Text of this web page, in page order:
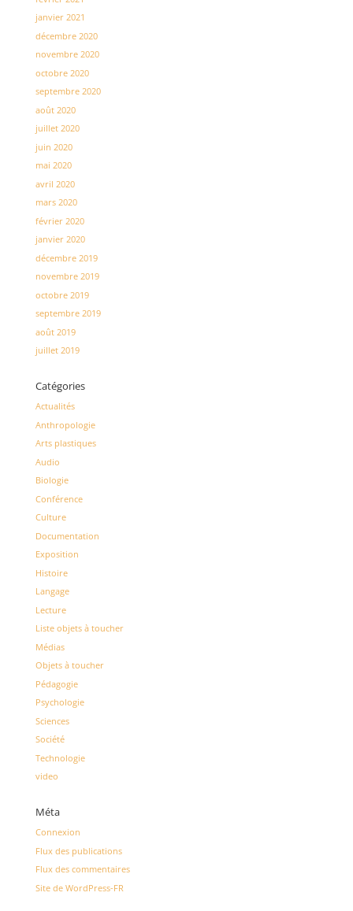
janvier 2021
décembre 2020
novembre 2020
octobre 2020
septembre 2020
août 2020
juillet 2020
juin 2020
mai 2020
avril 2020
mars 2020
février 2020
janvier 2020
décembre 2019
novembre 2019
octobre 2019
septembre 2019
août 2019
juillet 2019
Catégories
Actualités
Anthropologie
Arts plastiques
Audio
Biologie
Conférence
Culture
Documentation
Exposition
Histoire
Langage
Lecture
Liste objets à toucher
Médias
Objets à toucher
Pédagogie
Psychologie
Sciences
Société
Technologie
video
Méta
Connexion
Flux des publications
Flux des commentaires
Site de WordPress-FR